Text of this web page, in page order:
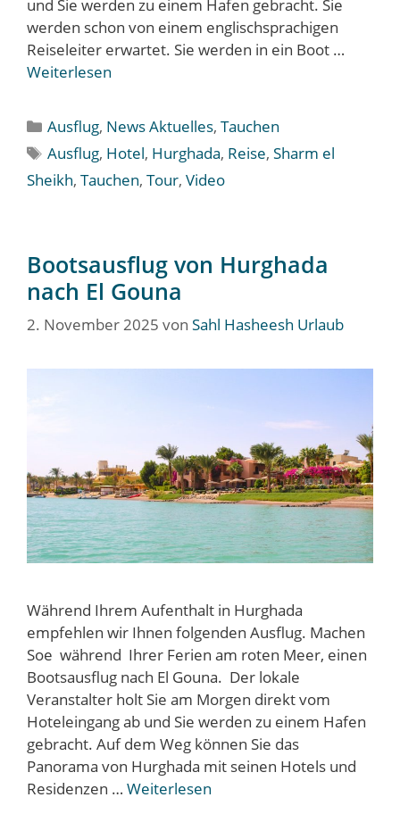
und Sie werden zu einem Hafen gebracht. Sie
werden schon von einem englischsprachigen
Reiseleiter erwartet. Sie werden in ein Boot …
Weiterlesen
Kategorien
Ausflug, News Aktuelles,Tauchen
Schlagwörter
Ausflug, Hotel, Hurghada, Reise,Sharm el
Sheikh, Tauchen, Tour, Video
Bootsausflug von Hurghada
nach El Gouna
2. November 2025 von Sahl Hasheesh Urlaub
Während Ihrem Aufenthalt in Hurghada
empfehlen wir Ihnen folgenden Ausflug. Machen
Soe während Ihrer Ferien am roten Meer, einen
Bootsausflug nach El Gouna. Der lokale
Veranstalter holt Sie am Morgen direkt vom
Hoteleingang ab und Sie werden zu einem Hafen
gebracht. Auf dem Weg können Sie das
Panorama von Hurghada mit seinen Hotels und
Residenzen … Weiterlesen